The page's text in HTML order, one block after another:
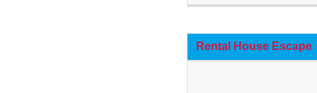
Rental House Escape